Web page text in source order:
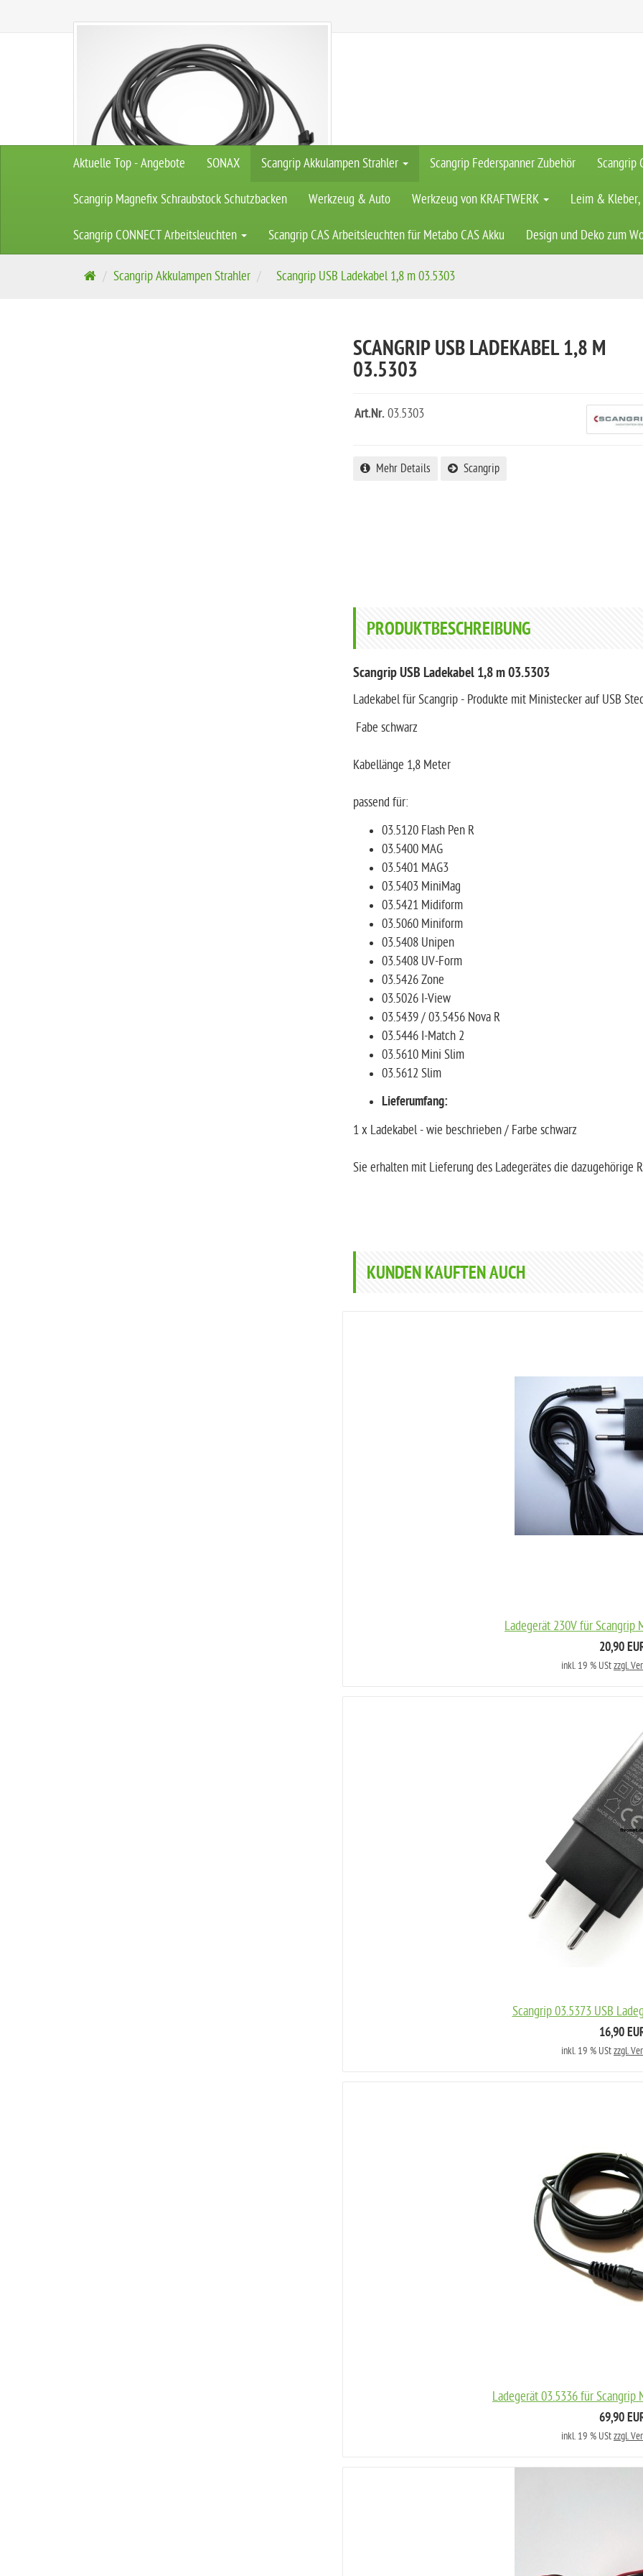
- WORK LIGHTS & TOOLS - Qualität online kaufen !
Aktuelle Top - Angebote SONAX Scangrip Akkulampen Strahler Scangrip Federspanner Zubehör Scangrip
Scangrip Magnefix Schraubstock Schutzbacken Werkzeug & Auto Werkzeug von KRAFTWERK Leim & Kleber,
Scangrip CONNECT Arbeitsleuchten Scangrip CAS Arbeitsleuchten für Metabo CAS Akku Design und Deko zum
S
Scangrip Akkulampen Strahler Scangrip USB Ladekabel 1,8 m 03.5303
SCANGRIP USB LADEKABEL 1,8 M
03.5303
Art.Nr.03.5303
Mehr Details Scangrip
PRODUKTBESCHREIBUNG
Scangrip USB Ladekabel 1,8 m 03.5303
Ladekabel für Scangrip - Produkte mit Ministecker auf USB
Fabe schwarz
Kabellänge 1,8 Meter
passend für:
03.5120 Flash Pen R
03.5400 MAG
03.5401 MAG3
03.5403 MiniMag
03.5421 Midiform
03.5060 Miniform
03.5408 Unipen
03.5408 UV-Form
03.5426 Zone
03.5026 I-View
03.5439 / 03.5456 Nova R
03.5446 I-Match 2
03.5610 Mini Slim
03.5612 Slim
Lieferumfang:
1 x Ladekabel - wie beschrieben / Farbe schwarz
Sie erhalten mit Lieferung des Ladegerätes die dazugehörige
KUNDEN KAUFTEN AUCH
Ladegerät 230V für Scangrip
20,90
inkl. 19 % UStzzgl.
Scangrip 03.5373 USB
16,90
inkl. 19 % UStzzgl.
Ladegerät 03.5336 für Scangrip
69,90
inkl. 19 % UStzzgl.